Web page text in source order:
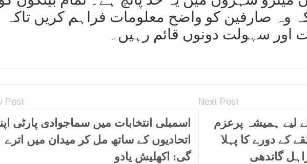
وہ صارفین کو واضح معلومات فراہم کریں تاکہ
اور سہولت دونوں قائم رہیں۔
Post
اسمبلی انتخابات میں سماجوادی پارٹی
اتحادیوں کے ساتھ مل کر میدان میں اترے
گی: اکھلیش یادو
Next Post
لیے ہمیشہ پرعزم
کے دورے کا پہلا
گاندھی